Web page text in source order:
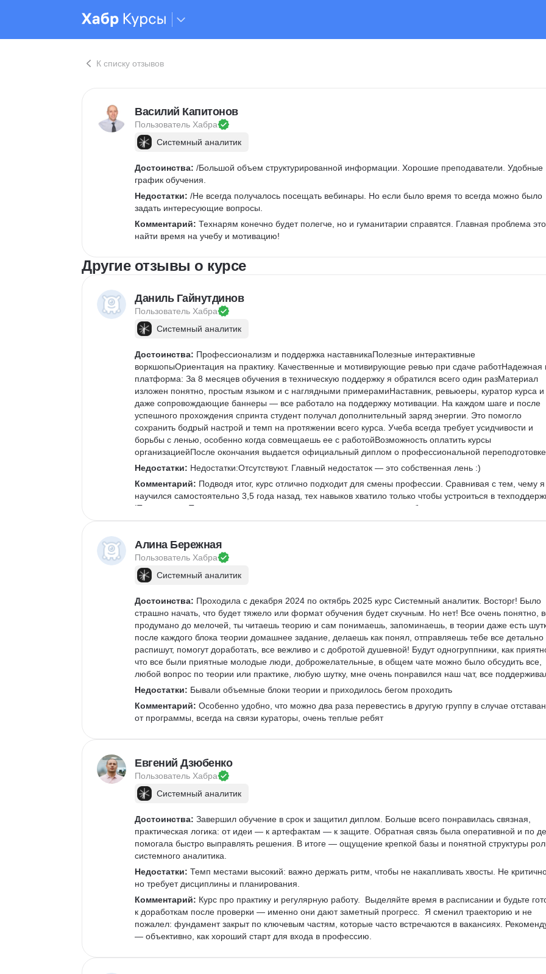
К списку отзывов
Василий Капитонов
Пользователь Хабра
Системный аналитик
Достоинства: /Большой объем структурированной информации. Хорошие преподаватели. Удобные
график обучения.
Недостатки: /Не всегда получалось посещать вебинары. Но если было время то всегда можно было
задать интересующие вопросы.
Комментарий: Технарям конечно будет полегче, но и гуманитарии справятся. Главная проблема это
найти время на учебу и мотивацию!
Другие отзывы о курсе
Даниль Гайнутдинов
Пользователь Хабра
Системный аналитик
Достоинства: Профессионализм и поддержка наставникаПолезные интерактивные
воркшопыОриентация на практику. Качественные и мотивирующие ревью при сдаче работНадежная
платформа: За 8 месяцев обучения в техническую поддержку я обратился всего один разМатериал
изложен понятно, простым языком и с наглядными примерамиНаставник, ревьюеры, куратор курса и
даже сопровождающие баннеры — все работало на поддержку мотивации. На каждом шаге и после
успешного прохождения спринта студент получал дополнительный заряд энергии. Это помогло
сохранить бодрый настрой и темп на протяжении всего курса. Учеба всегда требует усидчивости и
борьбы с ленью, особенно когда совмещаешь ее с работойВозможность оплатить курсы
организациейПосле окончания выдается официальный диплом о профессиональной переподготовке
Недостатки: Недостатки:Отсутствуют. Главный недостаток — это собственная лень :)
Комментарий: Подводя итог, курс отлично подходит для смены профессии. Сравнивая с тем, чему я
научился самостоятельно 3,5 года назад, тех навыков хватило только чтобы устроиться в
IT-компании. Теперь же у меня есть уверенность в том, что я могу побороться за вакансии
Алина Бережная
Пользователь Хабра
Системный аналитик
Достоинства: Проходила с декабря 2024 по октябрь 2025 курс Системный аналитик. Восторг! Было
страшно начать, что будет тяжело или формат обучения будет скучным. Но нет! Все очень понятно,
продумано до мелочей, ты читаешь теорию и сам понимаешь, запоминаешь, в теории даже есть
после каждого блока теории домашнее задание, делаешь как понял, отправляешь тебе все детально
распишут, помогут доработать, все вежливо и с добротой душевной! Будут одногруппники, как
что все были приятные молодые люди, доброжелательные, в общем чате можно было обсудить все,
любой вопрос по теории или практике, любую шутку, мне очень понравился наш чат, все
Недостатки: Бывали объемные блоки теории и приходилось бегом проходить
Комментарий: Особенно удобно, что можно два раза перевестись в другую группу в случае
от программы, всегда на связи кураторы, очень теплые ребят
Евгений Дзюбенко
Пользователь Хабра
Системный аналитик
Достоинства: Завершил обучение в срок и защитил диплом. Больше всего понравилась связная,
практическая логика: от идеи — к артефактам — к защите. Обратная связь была оперативной и по
помогала быстро выправлять решения. В итоге — ощущение крепкой базы и понятной структуры
системного аналитика.
Недостатки: Темп местами высокий: важно держать ритм, чтобы не накапливать хвосты. Не
но требует дисциплины и планирования.
Комментарий: Курс про практику и регулярную работу.  Выделяйте время в расписании и будьте
к доработкам после проверки — именно они дают заметный прогресс.  Я сменил траекторию и не
пожалел: фундамент закрыт по ключевым частям, которые часто встречаются в вакансиях.
— объективно, как хороший старт для входа в профессию.